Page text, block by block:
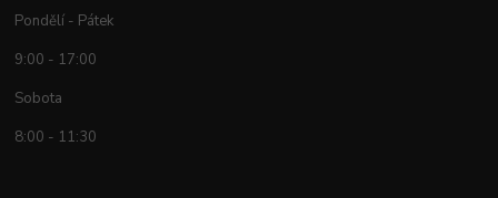
Pondělí - Pátek
9:00 - 17:00
Sobota
8:00 - 11:30